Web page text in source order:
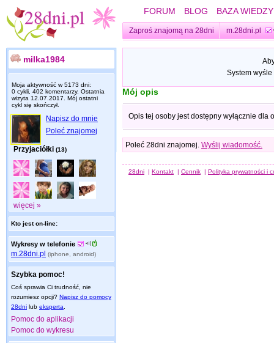
FORUM BLOG BAZA WIEDZY
Zaproś znajomą na 28dni m.28dni.pl
milka1984
Moja aktywność w 5173 dni:
0 cykli, 402 komentarzy. Ostatnia
wizyta 12.07.2017 . Mój ostatni
cykl się skończył.
Napisz do mnie
Poleć znajomej
Przyjaciółki (13)
więcej »
Kto jest on-line:
Wykresy w telefonie
m.28dni.pl (iphone, android)
Szybka pomoc!
Coś sprawia Ci trudność, nie
rozumiesz opcji? Napisz do pomocy
28dni lub eksperta
Pomoc do aplikacji
Pomoc do wykresu
System
Mój opis
Opis tej osoby jest dostępny wyłącznie dla
Poleć 28dni znajomej. Wyślij wiadomość.
28dni | Kontakt | Cennik | Polityka prywatności i